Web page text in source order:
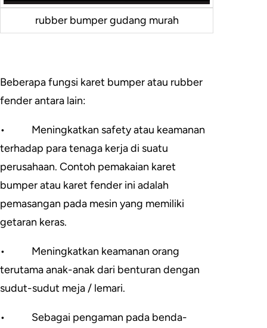
rubber bumper gudang murah
Beberapa fungsi karet bumper atau rubber
fender antara lain:
•
Meningkatkan safety atau keamanan
terhadap para tenaga kerja di suatu
perusahaan. Contoh pemakaian karet
bumper atau karet fender ini adalah
pemasangan pada mesin yang memiliki
getaran keras.
•
Meningkatkan keamanan orang
terutama anak-anak dari benturan dengan
sudut-sudut meja / lemari.
•
Sebagai pengaman pada benda-